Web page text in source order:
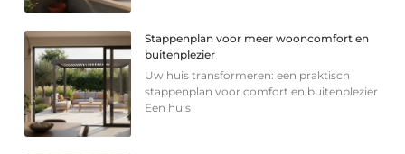
Stappenplan voor meer wooncomfort en
buitenplezier
Uw huis transformeren: een praktisch
stappenplan voor comfort en buitenplezier
Een huis